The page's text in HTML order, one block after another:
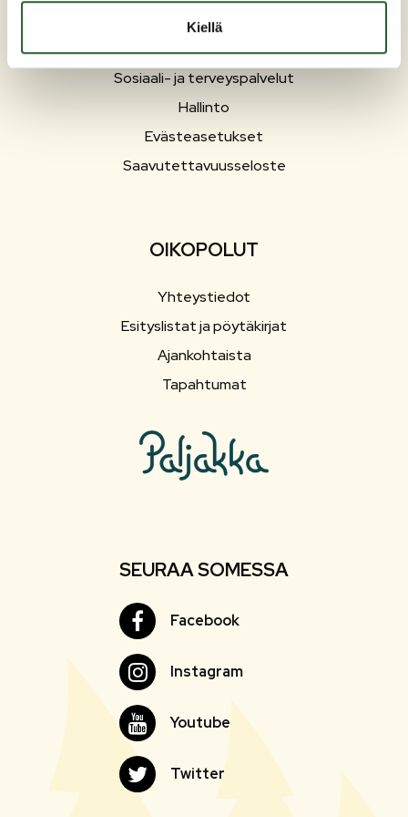
Kiellä
Varhaiskasvatus ja opetus
Työ ja elinkeinot
Sosiaali- ja terveyspalvelut
Hallinto
Evästeasetukset
Saavutettavuusseloste
OIKOPOLUT
Yhteystiedot
Esityslistat ja pöytäkirjat
Ajankohtaista
Tapahtumat
SEURAA SOMESSA
FacebookFacebook
InstagramInstagram
YoutubeYoutube
Twitter Twitter